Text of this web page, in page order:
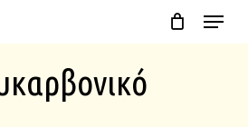
Menu